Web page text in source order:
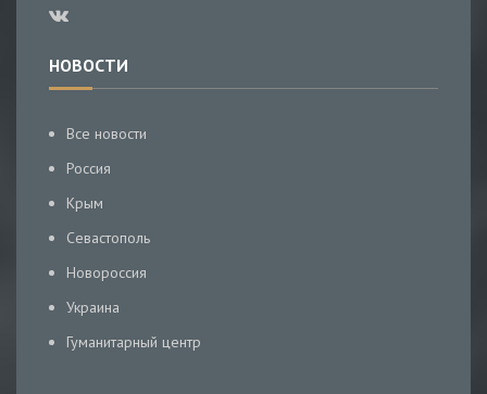
НОВОСТИ
Все новости
Россия
Крым
Севастополь
Новороссия
Украина
Гуманитарный центр